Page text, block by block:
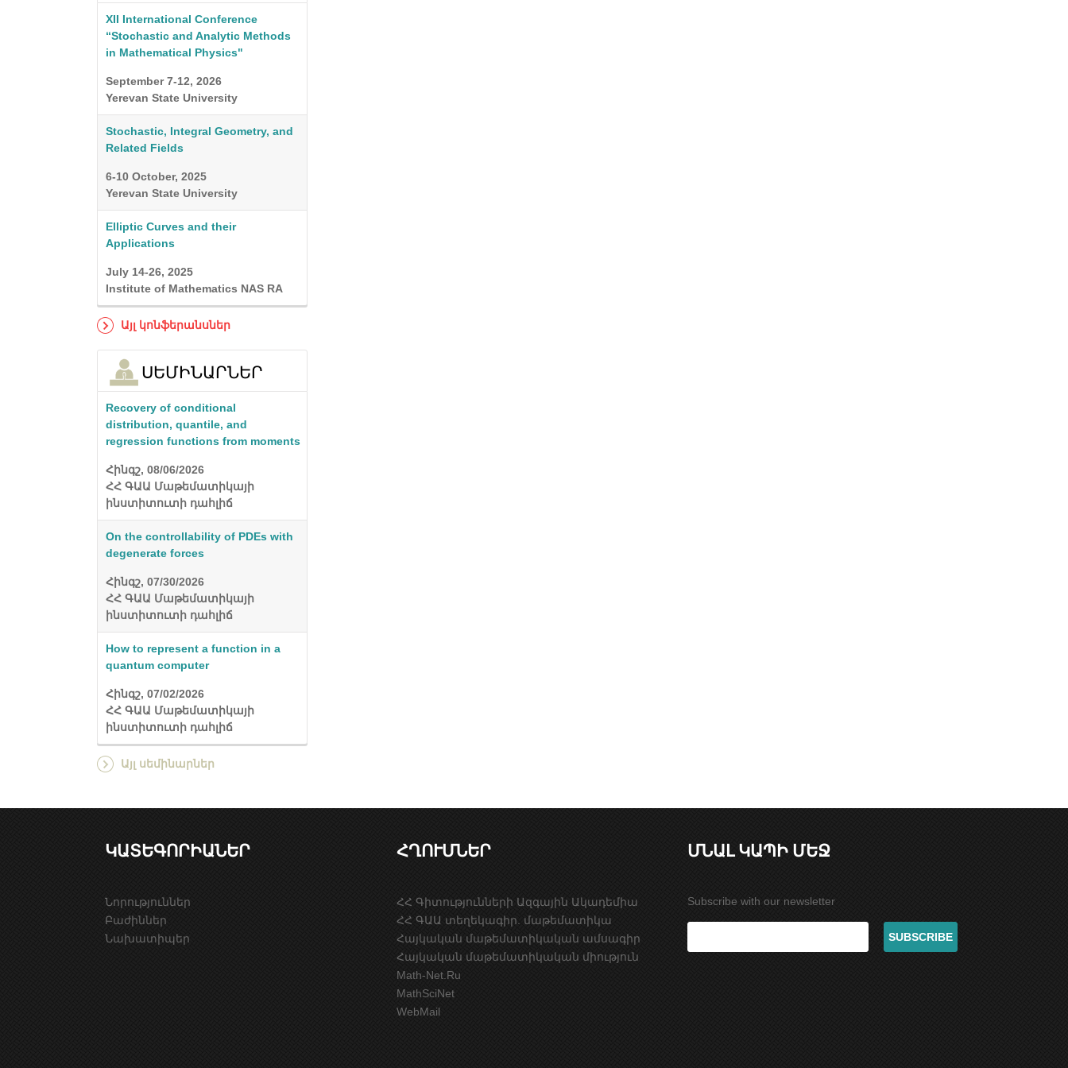
XII International Conference
“Stochastic and Analytic Methods
in Mathematical Physics"
September 7-12, 2026
Yerevan State University
Stochastic, Integral Geometry, and
Related Fields
6-10 October, 2025
Yerevan State University
Elliptic Curves and their
Applications
July 14-26, 2025
Institute of Mathematics NAS RA
Այլ կոնֆերանսներ
ՍԵՄԻՆԱՐՆԵՐ
Recovery of conditional
distribution, quantile, and
regression functions from moments
Հինգշ, 08/06/2026
ՀՀ ԳԱԱ Մաթեմատիկայի
ինստիտուտի դահլիճ
On the controllability of PDEs with
degenerate forces
Հինգշ, 07/30/2026
ՀՀ ԳԱԱ Մաթեմատիկայի
ինստիտուտի դահլիճ
How to represent a function in a
quantum computer
Հինգշ, 07/02/2026
ՀՀ ԳԱԱ Մաթեմատիկայի
ինստիտուտի դահլիճ
Այլ սեմինարներ
ԿԱՏԵԳՈՐԻԱՆԵՐ
Նորություններ
Բաժիններ
Նախատիպեր
ՀՂՈՒՄՆԵՐ
ՀՀ Գիտությունների Ազգային Ակադեմիա
ՀՀ ԳԱԱ տեղեկագիր. մաթեմատիկա
Հայկական մաթեմատիկական ամսագիր
Հայկական մաթեմատիկական միություն
Math-Net.Ru
MathSciNet
WebMail
ՄՆԱԼ ԿԱՊԻ ՄԵՋ
Subscribe with our newsletter